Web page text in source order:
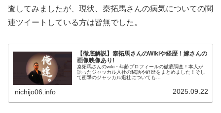
査してみましたが、現状、秦拓馬さんの病気についての関
連ツイートしている方は皆無でした。
【徹底解説】秦拓馬さんのWikiや経歴！嫁さんの
画像映像あり!
秦拓馬さんのwiki・年齢プロフィールの徹底調査！本人が
語ったジャッカル入社の秘話や経歴をまとめました！そし
て衝撃のジャッカル退社についても…
nichijo06.info 2025.09.22